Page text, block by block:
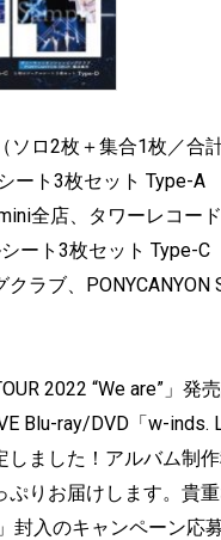
ロ2枚＋集合1枚／合計
ート3枚セット Type-A
全店、タワーレコ
ート3枚セット Type-C
ラブ、
2022 “We are”」発
Blu-ray/DVD「w-inds.
ました！ アルバム制
ぷりお届けします。貴
封入のキャンペーン応